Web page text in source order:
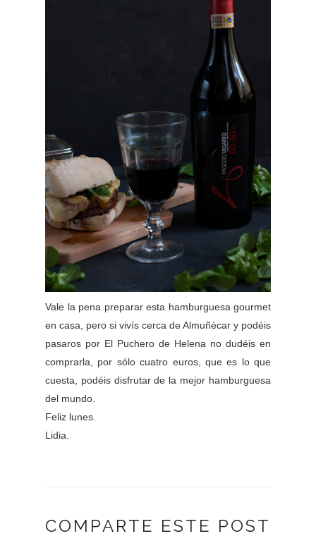
Vale la pena preparar esta hamburguesa gourmet
en casa, pero si vivís cerca de Almuñécar y podéis
pasaros por El Puchero de Helena no dudéis en
comprarla, por sólo cuatro euros, que es lo que
cuesta, podéis disfrutar de la mejor hamburguesa
del mundo.
Feliz lunes.
Lidia.
COMPARTE ESTE POST